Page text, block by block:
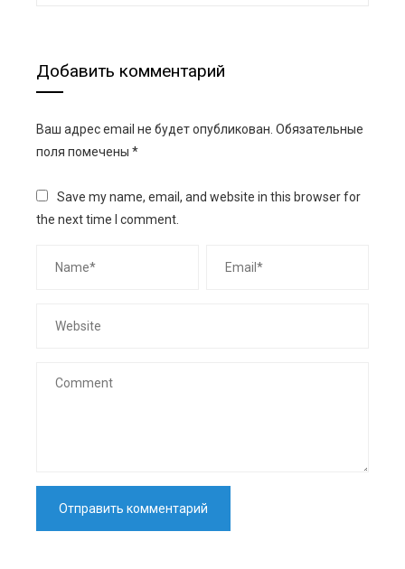
Добавить комментарий
Ваш адрес email не будет опубликован. Обязательные
поля помечены *
Save my name, email, and website in this browser for
the next time I comment.